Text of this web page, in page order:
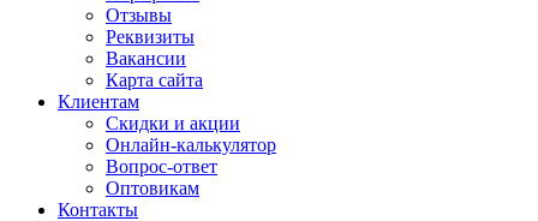
Отзывы
Реквизиты
Вакансии
Карта сайта
Клиентам
Скидки и акции
Онлайн-калькулятор
Вопрос-ответ
Оптовикам
Контакты